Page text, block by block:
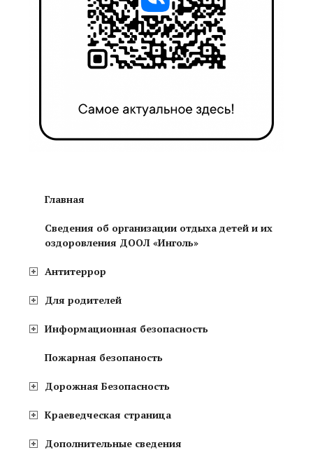
Главная
Сведения об организации отдыха детей и их
оздоровления ДООЛ «Инголь»
Антитеррор
Для родителей
Информационная безопасность
Пожарная безопаность
Дорожная Безопасность
Краеведческая страница
Дополнительные сведения